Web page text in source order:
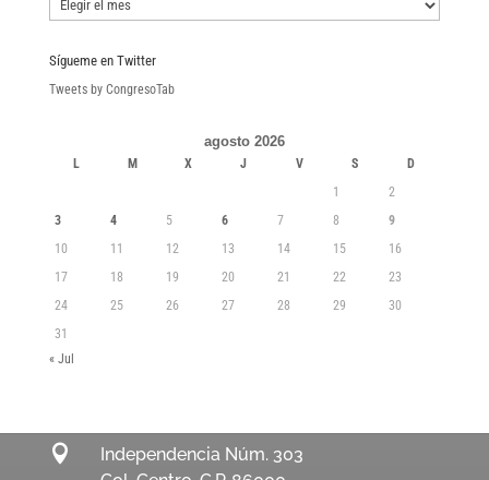
Sígueme en Twitter
Tweets by CongresoTab
agosto 2026
L M X J V S
D
1
2
3
4 5 6 7 8
9
10
11 12 13 14 15
16
17
18 19 20 21 22
23
24
25 26 27 28 29
30
31
« Jul

Independencia Núm. 303